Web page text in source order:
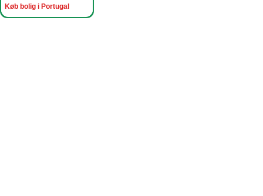
Køb bolig i Portugal